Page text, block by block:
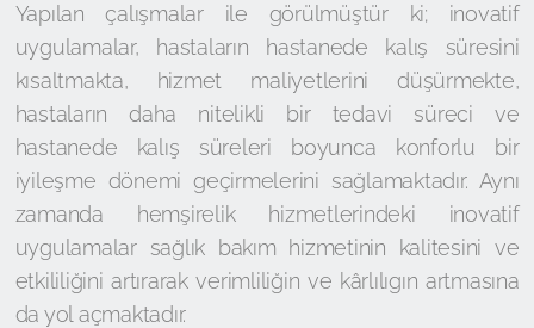
Yapılan çalışmalar ile görülmüştür ki; inovatif
uygulamalar, hastaların hastanede kalış süresini
kısaltmakta, hizmet maliyetlerini düşürmekte,
hastaların daha nitelikli bir tedavi süreci ve
hastanede kalış süreleri boyunca konforlu bir
iyileşme dönemi geçirmelerini sağlamaktadır. Aynı
zamanda hemşirelik hizmetlerindeki inovatif
uygulamalar sağlık bakım hizmetinin kalitesini ve
etkililiğini artırarak verimliliğin ve kârlılıgın artmasına
da yol açmaktadır.